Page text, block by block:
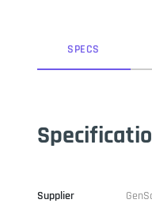
SPECS
Supplier